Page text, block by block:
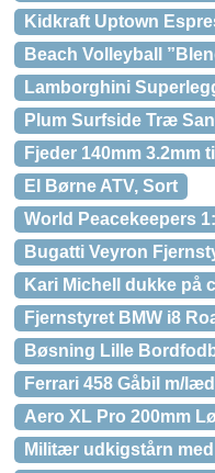
Kidkraft Uptown
Beach Volleyball
Lamborghini
Plum Surfside Træ
Fjeder 140mm 3.2mm
El Børne ATV, Sort
World Peacekeepers
Bugatti Veyron
Kari Michell dukke på
Fjernstyret BMW i8
Bøsning Lille
Ferrari 458 Gåbil m/
Aero XL Pro 200mm
Militær udkigstårn